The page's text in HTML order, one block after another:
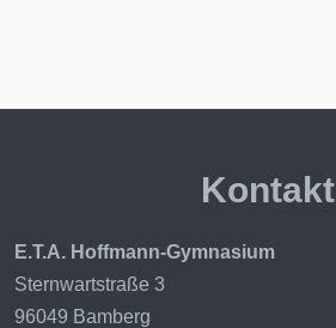
Kontakt
E.T.A. Hoffmann-Gymnasium
Sternwartstraße 3
96049 Bamberg